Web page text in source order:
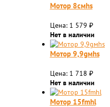
Мотор 8смhs
Цена: 1 579 ₽
Нет в наличии
Мотор 9,9gмhs
Цена: 1 718 ₽
Нет в наличии
Мотор 15fmhl